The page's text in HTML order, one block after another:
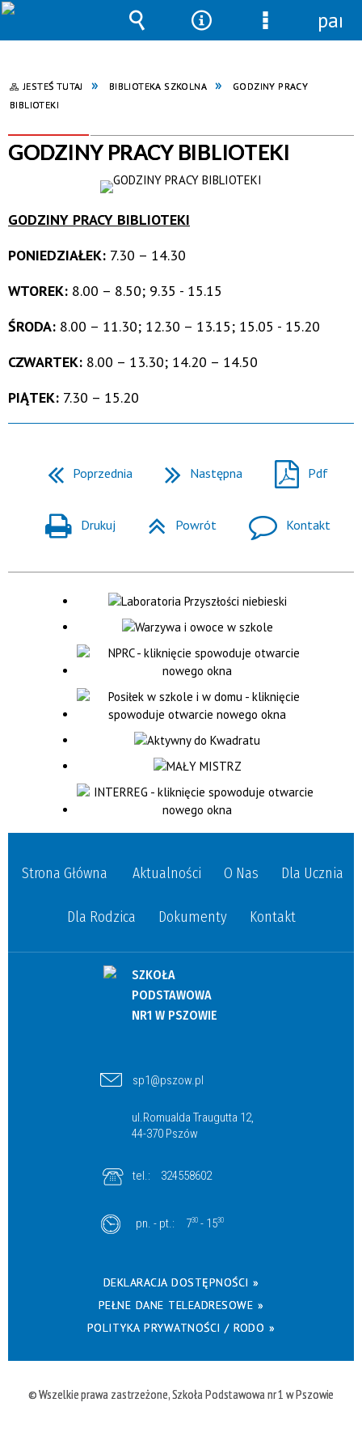
JESTEŚ TUTAJ BIBLIOTEKA SZKOLNA
GODZINY PRACY
BIBLIOTEKI
GODZINY PRACY BIBLIOTEKI
GODZINY PRACY BIBLIOTEKI
PONIEDZIAŁEK: 7.30 – 14.30
WTOREK: 8.00 – 8.50; 9.35 - 15.15
ŚRODA: 8.00 – 11.30; 12.30 – 13.15; 15.05 - 15.20
CZWARTEK: 8.00 – 13.30; 14.20 – 14.50
PIĄTEK: 7.30 – 15.20
Poprzednia Następna Pdf
Drukuj Powrót Kontakt
Strona Główna Aktualności O Nas Dla Ucznia
Dla Rodzica Dokumenty Kontakt
SZKOŁA
PODSTAWOWA
NR1 W PSZOWIE
sp1@pszow.pl
ul.Romualda Traugutta 12,
44-370 Pszów
tel.: 324558602
pn. - pt.: 730 - 1530
DEKLARACJA DOSTĘPNOŚCI »
PEŁNE DANE TELEADRESOWE »
POLITYKA PRYWATNOŚCI / RODO »
© Wszelkie prawa zastrzeżone, Szkoła Podstawowa nr 1 w Pszowie
Wyszukiwarka
NarzędziaMenu